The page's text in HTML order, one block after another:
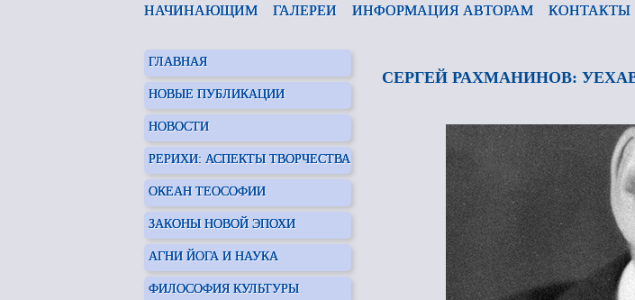
НАЧИНАЮЩИМ ГАЛЕРЕИ ИНФОРМАЦИЯ АВТОРАМ КОНТАКТЫ
ГЛАВНАЯ
НОВЫЕ ПУБЛИКАЦИИ
НОВОСТИ
РЕРИХИ: АСПЕКТЫ ТВОРЧЕСТВА
ОКЕАН ТЕОСОФИИ
ЗАКОНЫ НОВОЙ ЭПОХИ
АГНИ ЙОГА И НАУКА
ФИЛОСОФИЯ КУЛЬТУРЫ
СЕРГЕЙ РАХМАНИНОВ: